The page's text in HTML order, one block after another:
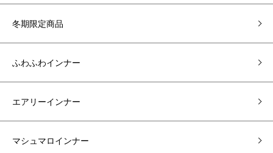
冬期限定商品
ふわふわインナー
エアリーインナー
マシュマロインナー